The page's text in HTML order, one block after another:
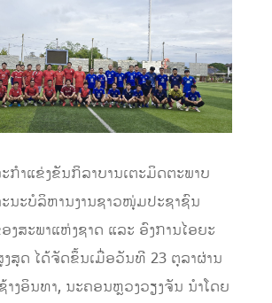
ຳແຂ່ງຂັນກິລາບານເຕະມິດຕະພາບ
ນະບໍລິຫານງານຊາວໜຸ່ມປະຊາຊົນ
ງສະພາແຫ່ງຊາດ ແລະ ອົງການໄອຍະ
ສຸດ ໄດ້ຈັດຂຶ້ນເມື່ອວັນທີ 23 ຕຸລາຜ່ານ
າງອິນທາ, ນະຄອນຫຼວງວຽງຈັນ ນຳໂດຍ